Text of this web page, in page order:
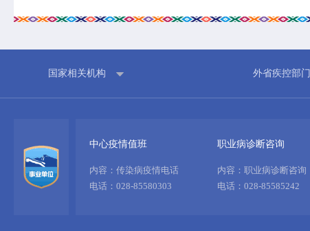
国家相关机构 外省疾控部门
中心疫情值班
内容：传染病疫情电话
电话：028-85580303
职业病诊断咨询
内容：职业病诊断咨询
电话：028-85585242